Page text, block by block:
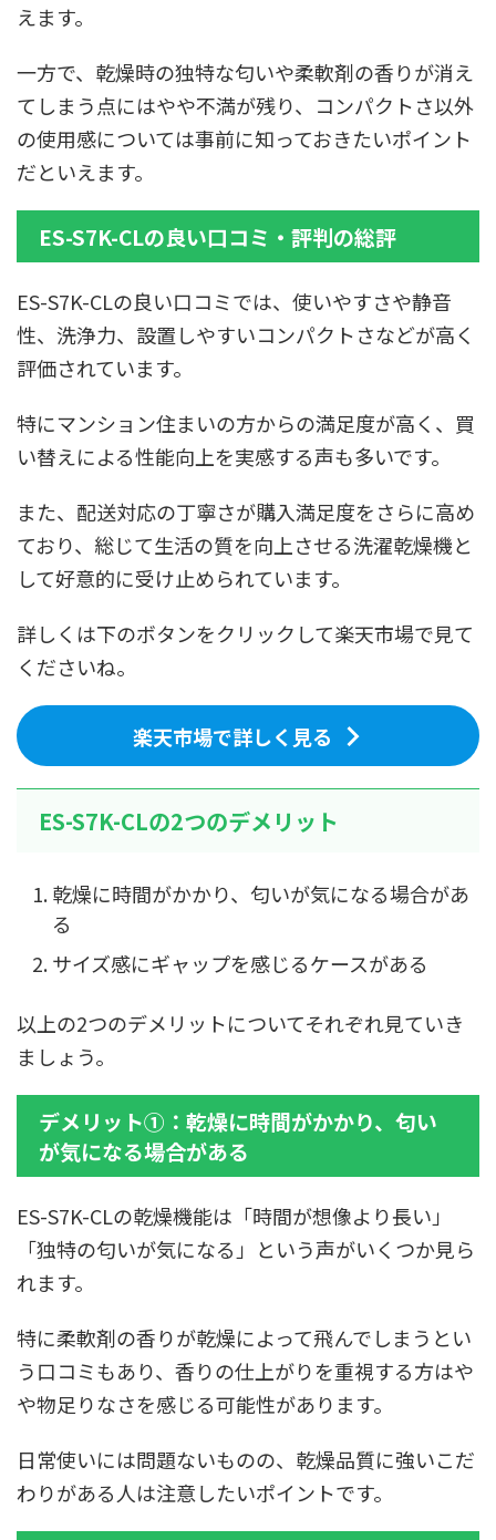
えます。
一方で、乾燥時の独特な匂いや柔軟剤の香りが消え
てしまう点にはやや不満が残り、コンパクトさ以外
の使用感については事前に知っておきたいポイント
だといえます。
ES-S7K-CLの良い口コミ・評判の総評
ES-S7K-CLの良い口コミでは、使いやすさや静音
性、洗浄力、設置しやすいコンパクトさなどが高く
評価されています。
特にマンション住まいの方からの満足度が高く、買
い替えによる性能向上を実感する声も多いです。
また、配送対応の丁寧さが購入満足度をさらに高め
ており、総じて生活の質を向上させる洗濯乾燥機と
して好意的に受け止められています。
詳しくは下のボタンをクリックして楽天市場で見て
くださいね。
楽天市場で詳しく見る
ES-S7K-CLの2つのデメリット
乾燥に時間がかかり、匂いが気になる場合があ
る
サイズ感にギャップを感じるケースがある
以上の2つのデメリットについてそれぞれ見ていき
ましょう。
デメリット①：乾燥に時間がかかり、匂い
が気になる場合がある
ES-S7K-CLの乾燥機能は「時間が想像より長い」
「独特の匂いが気になる」という声がいくつか見ら
れます。
特に柔軟剤の香りが乾燥によって飛んでしまうとい
う口コミもあり、香りの仕上がりを重視する方はや
や物足りなさを感じる可能性があります。
日常使いには問題ないものの、乾燥品質に強いこだ
わりがある人は注意したいポイントです。